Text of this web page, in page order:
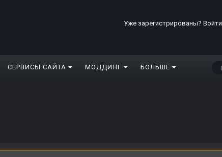
Уже зарегистрированы? Войти
СЕРВИСЫ САЙТА МОДДИНГ БОЛЬШЕ